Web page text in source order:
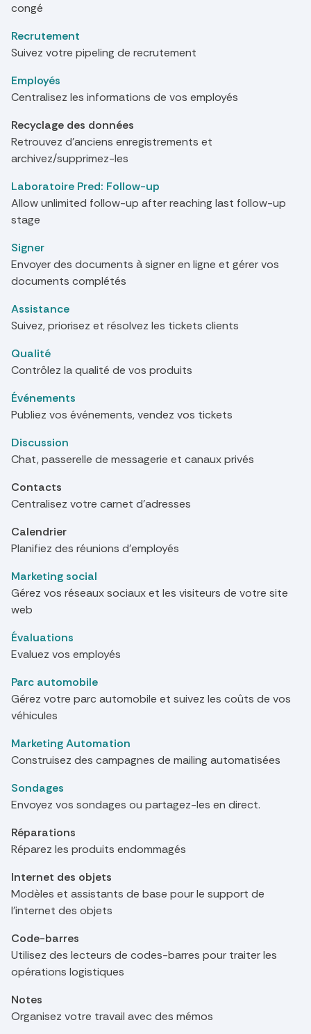
congé
Recrutement
Suivez votre pipeling de recrutement
Employés
Centralisez les informations de vos employés
Recyclage des données
Retrouvez d'anciens enregistrements et
archivez/supprimez-les
Laboratoire Pred: Follow-up
Allow unlimited follow-up after reaching last follow-up
stage
Signer
Envoyer des documents à signer en ligne et gérer vos
documents complétés
Assistance
Suivez, priorisez et résolvez les tickets clients
Qualité
Contrôlez la qualité de vos produits
Événements
Publiez vos événements, vendez vos tickets
Discussion
Chat, passerelle de messagerie et canaux privés
Contacts
Centralisez votre carnet d'adresses
Calendrier
Planifiez des réunions d'employés
Marketing social
Gérez vos réseaux sociaux et les visiteurs de votre site
web
Évaluations
Evaluez vos employés
Parc automobile
Gérez votre parc automobile et suivez les coûts de vos
véhicules
Marketing Automation
Construisez des campagnes de mailing automatisées
Sondages
Envoyez vos sondages ou partagez-les en direct.
Réparations
Réparez les produits endommagés
Internet des objets
Modèles et assistants de base pour le support de
l'internet des objets
Code-barres
Utilisez des lecteurs de codes-barres pour traiter les
opérations logistiques
Notes
Organisez votre travail avec des mémos